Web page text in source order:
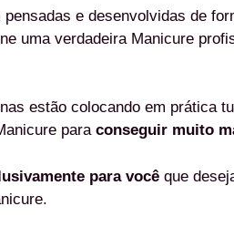
pensadas e desenvolvidas de
uma verdadeira Manicure
estão colocando em prática
para conseguir muito
para você que